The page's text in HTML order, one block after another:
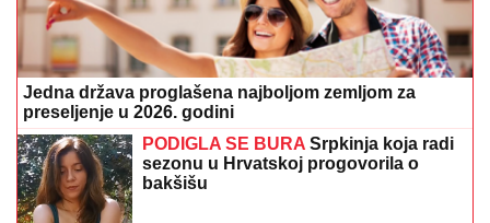
Jedna država proglašena najboljom zemljom za
preseljenje u 2026. godini
PODIGLA SE BURA Srpkinja koja radi
sezonu u Hrvatskoj progovorila o
bakšišu